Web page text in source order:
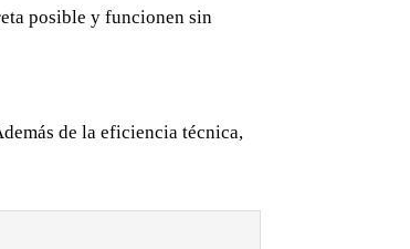
posible y funcionen sin
de la eficiencia técnica,